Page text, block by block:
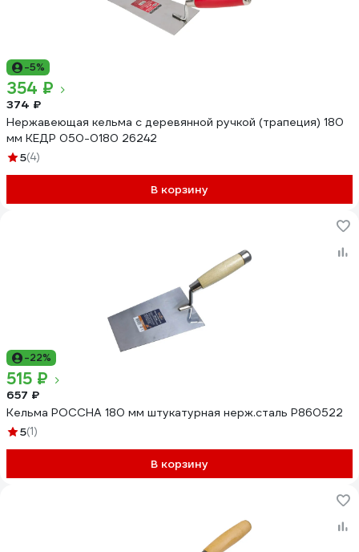
-5%
354 ₽
374 ₽
Нержавеющая кельма с деревянной ручкой (трапеция) 180
мм КЕДР 050-0180 26242
5(4)
В корзину
-22%
515 ₽
657 ₽
Кельма РОССНА 180 мм штукатурная нерж.сталь Р860522
5(1)
В корзину